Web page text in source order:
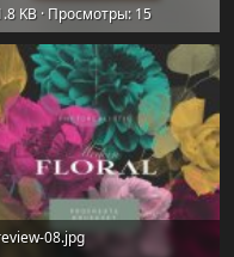
KB · Просмотры: 15
08.jpg